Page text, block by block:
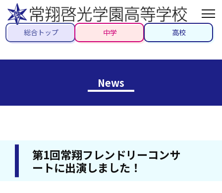
総合トップ 中学 高校
News
第1回常翔フレンドリーコンサ
ートに出演しました！